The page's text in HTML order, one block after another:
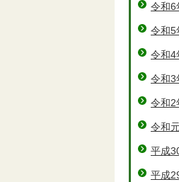
令和6
令和5
令和4
令和3
令和2
令和
平成
平成